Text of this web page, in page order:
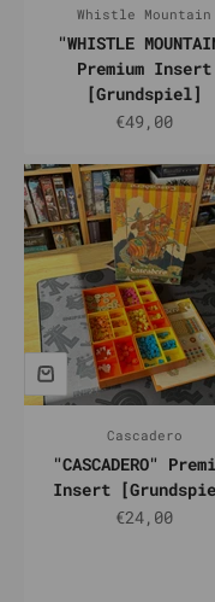
Whistle Mountain
"WHISTLE
Premium Insert
[Grundspiel]
Prix de
€49,00
Cascadero
"CASCADERO"
Insert
Prix de
€24,00